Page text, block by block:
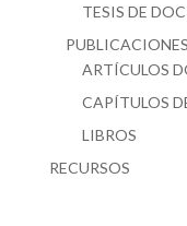
TESIS DE
PUBLICACIONES
ARTÍCULOS
CAPÍTULOS
LIBROS
RECURSOS